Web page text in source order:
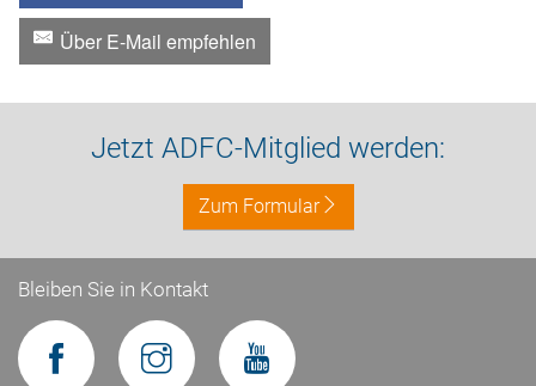
Über E-Mail empfehlen
Jetzt ADFC-Mitglied werden:
Zum Formular
Bleiben Sie in Kontakt